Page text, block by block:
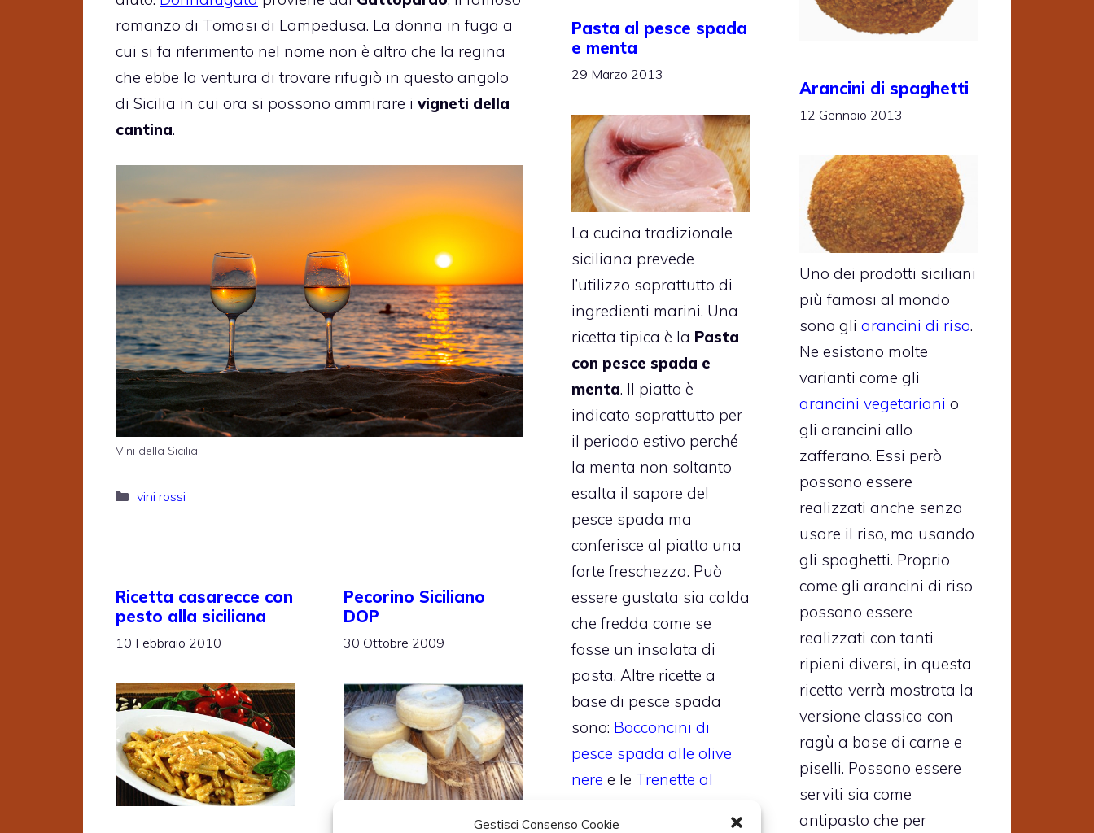
Gestisci Consenso Cookie
romanzo di Tomasi di Lampedusa. La donna in fuga a
cui si fa riferimento nel nome non è altro che la regina
che ebbe la ventura di trovare rifugiò in questo angolo
di Sicilia in cui ora si possono ammirare i vigneti della
cantina.
Vini della Sicilia
Categorie
vini rossi
Pasta al pesce spada
e menta
29 Marzo 2013
La cucina tradizionale
siciliana prevede
l’utilizzo soprattutto di
ingredienti marini. Una
ricetta tipica è la Pasta
con pesce spada e
menta. Il piatto è
indicato soprattutto per
il periodo estivo perché
la menta non soltanto
esalta il sapore del
pesce spada ma
conferisce al piatto una
forte freschezza. Può
essere gustata sia calda
che fredda come se
fosse un insalata di
pasta. Altre ricette a
base di pesce spada
sono: Bocconcini di
pesce spada alle olive
nere e le Trenette al
pesce spada
Arancini di spaghetti
12 Gennaio 2013
Uno dei prodotti siciliani
più famosi al mondo
sono gli arancini di riso.
Ne esistono molte
varianti come gli
arancini vegetariani o
gli arancini allo
zafferano. Essi però
possono essere
realizzati anche senza
usare il riso, ma usando
gli spaghetti. Proprio
come gli arancini di riso
possono essere
realizzati con tanti
ripieni diversi, in questa
ricetta verrà mostrata la
versione classica con
ragù a base di carne e
piselli. Possono essere
serviti sia come
antipasto che per
Ricetta casarecce con
pesto alla siciliana
10 Febbraio 2010
Pecorino Siciliano
DOP
30 Ottobre 2009